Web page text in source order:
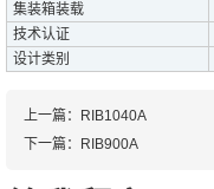
集装箱装载
技术认证
设计类别
上一篇：RIB1040A
下一篇：RIB900A